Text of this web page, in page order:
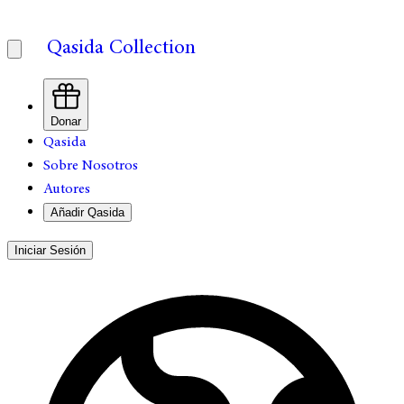
Qasida Collection
Donar
Qasida
Sobre Nosotros
Autores
Añadir Qasida
Iniciar Sesión